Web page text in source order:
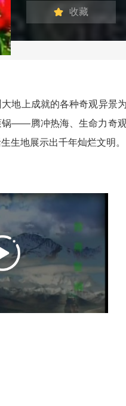
收藏
地上成就的各种奇观异
——腾冲热海、生命力奇
生地展示出千年灿烂文明。